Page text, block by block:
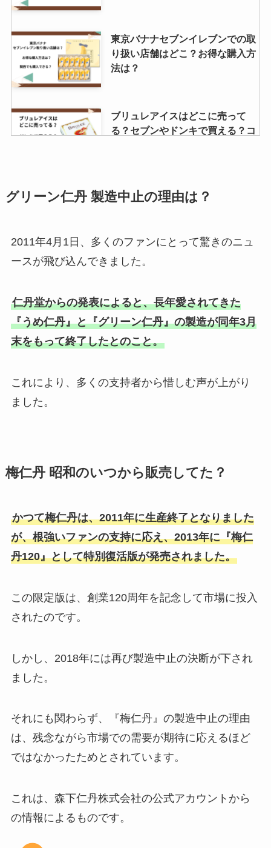
千寿せんべいはどこで買える？コ
ンビニで売ってる？東京駅での販
売状況は？
燻じゃが どこで売ってる?東京で
の販売先は？
はどこ？Amazonやローソンで売
東京バナナセブンイレブンでの取
消えちゃうキャンディ 販売終了は
東京バナナセブンイレブンでの取
り扱い店舗はどこ？お得な購入方
法は？
ブリュレアイスはどこに売って
る？セブンやドンキで買える？コ
AFURI柚子塩ラーメンどこで売っ
コーヒーガム 販売中止の理由は？
える？
白い風船は製造中止？売ってる場
る？
は？どこで買える？
ドンキやイオンで買える？美味し
揚げない天ぷら粉はどこで売って
グリーン仁丹 製造中止の理由は？
2011年4月1日、多くのファンにとって驚きのニュ
ースが飛び込んできました。
仁丹堂からの発表によると、長年愛されてきた
『うめ仁丹』と『グリーン仁丹』の製造が同年3月
末をもって終了したとのこと。
これにより、多くの支持者から惜しむ声が上がり
ました。
梅仁丹 昭和のいつから販売してた？
かつて梅仁丹は、2011年に生産終了となりました
が、根強いファンの支持に応え、2013年に『梅仁
丹120』として特別復活版が発売されました。
この限定版は、創業120周年を記念して市場に投入
されたのです。
しかし、2018年には再び製造中止の決断が下され
ました。
それにも関わらず、『梅仁丹』の製造中止の理由
は、残念ながら市場での需要が期待に応えるほど
ではなかったためとされています。
これは、森下仁丹株式会社の公式アカウントから
の情報によるものです。